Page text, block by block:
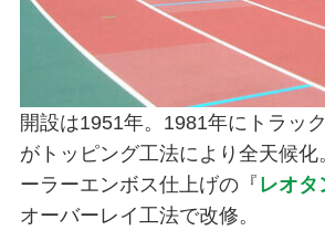
開設は1951年。1981年にトラッ
がトッピング工法により全天候化
ーラーエンボス仕上げの『 レオタ
オーバーレイ工法で改修。